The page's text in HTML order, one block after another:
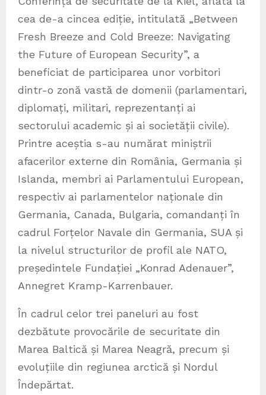
cea de-a cincea ediție, intitulată „Between
Fresh Breeze and Cold Breeze: Navigating
the Future of European Security”, a
beneficiat de participarea unor vorbitori
dintr-o zonă vastă de domenii (parlamentari,
diplomați, militari, reprezentanți ai
sectorului academic și ai societății civile).
Printre aceștia s-au numărat miniștrii
afacerilor externe din România, Germania și
Islanda, membri ai Parlamentului European,
respectiv ai parlamentelor naționale din
Germania, Canada, Bulgaria, comandanți în
cadrul Forțelor Navale din Germania, SUA și
la nivelul structurilor de profil ale NATO,
președintele Fundației „Konrad Adenauer”,
Annegret Kramp-Karrenbauer.
În cadrul celor trei paneluri au fost
dezbătute provocările de securitate din
Marea Baltică și Marea Neagră, precum și
evoluțiile din regiunea arctică și Nordul
Îndepărtat.